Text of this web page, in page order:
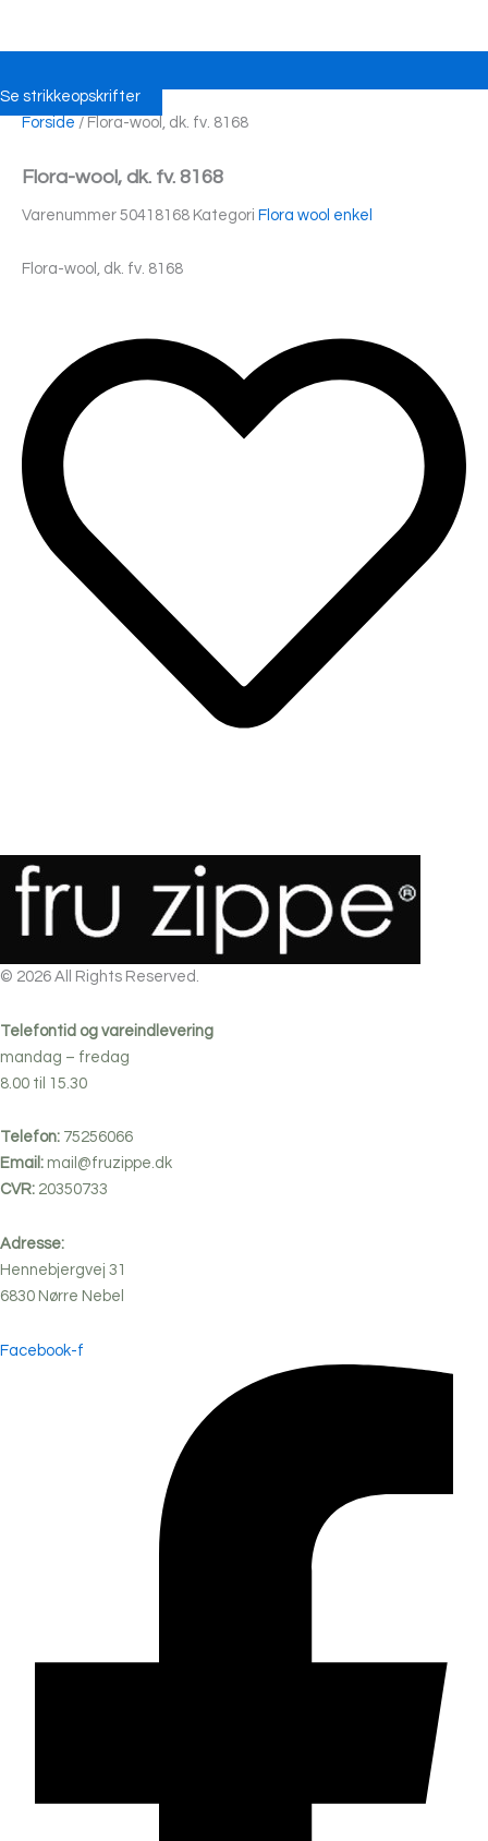
Se strikkeopskrifter
Forside / Flora-wool, dk. fv. 8168
Flora-wool, dk. fv. 8168
Varenummer 50418168 Kategori Flora wool enkel
Flora-wool, dk. fv. 8168
© 2026 All Rights Reserved.
Telefontid og vareindlevering
mandag – fredag
8.00 til 15.30
Telefon: 75256066
Email: mail@fruzippe.dk
CVR: 20350733
Adresse:
Hennebjergvej 31
6830 Nørre Nebel
Facebook-f